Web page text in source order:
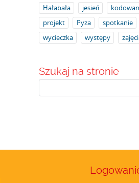
Hałabała
jesień
projekt
Pyza spotkanie
wycieczka
występy
Szukaj na stronie
for: